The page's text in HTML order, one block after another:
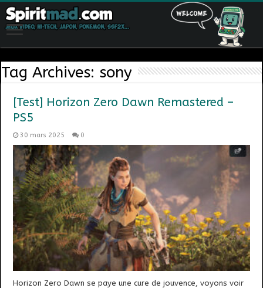
Tag Archives: sony
[Test] Horizon Zero Dawn Remastered –
PS5
30 mars 2025 0
Horizon Zero Dawn se paye une cure de jouvence, voyons voir